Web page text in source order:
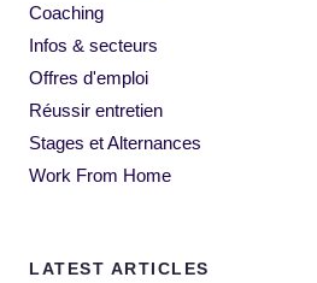
Coaching
Infos & secteurs
Offres d'emploi
Réussir entretien
Stages et Alternances
Work From Home
LATEST ARTICLES